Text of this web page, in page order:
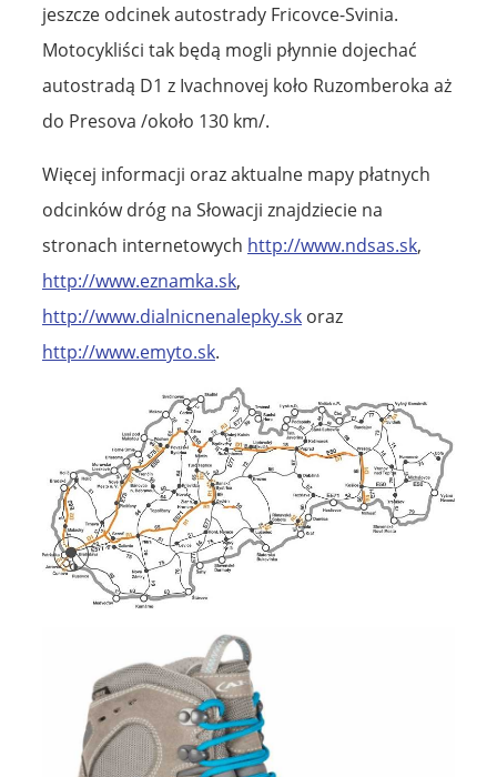
jeszcze odcinek autostrady Fricovce-Svinia.
Motocykliści tak będą mogli płynnie dojechać
autostradą D1 z Ivachnovej koło Ruzomberoka aż
do Presova /około 130 km/.
Więcej informacji oraz aktualne mapy płatnych
odcinków dróg na Słowacji znajdziecie na
stronach internetowych http://www.ndsas.sk,
http://www.eznamka.sk,
http://www.dialnicnenalepky.sk oraz
http://www.emyto.sk.